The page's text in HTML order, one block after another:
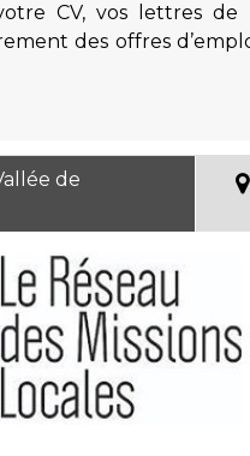
CV, vos lettres
des offres
de